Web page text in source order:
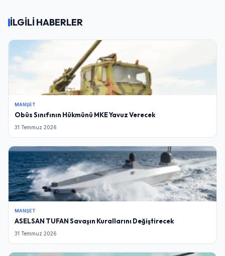
İLGİLİ HABERLER
MANŞET
Obüs Sınıfının Hükmünü MKE Yavuz Verecek
31 Temmuz 2026
MANŞET
ASELSAN TUFAN Savaşın Kurallarını Değiştirecek
31 Temmuz 2026